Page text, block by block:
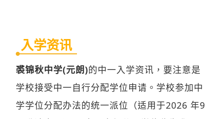
入学资讯
裘锦秋中学(元朗)的中一入学资讯，要注意是
学校接受中一自行分配学位申请。学校参加中
学学位分配办法的统一派位（适用于2026 年9